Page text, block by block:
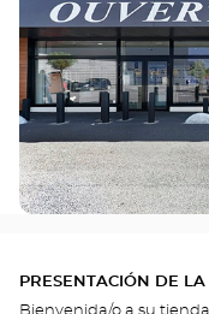
PRESENTACIÓN DE